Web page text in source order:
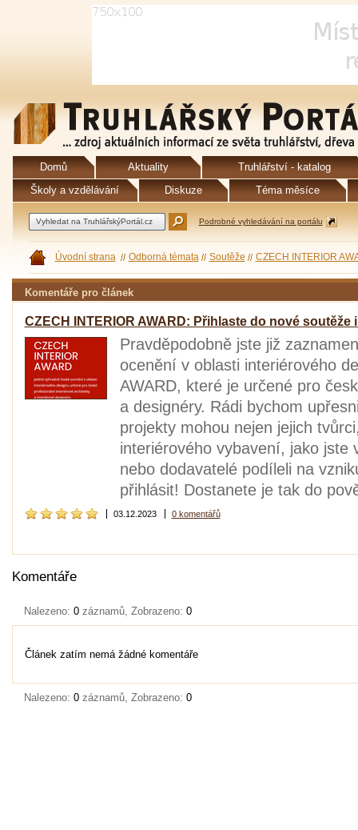
Domů Aktuality
Truhlářství - katalog
Školy a vzdělávání
Diskuze Téma měsíce
Podrobné vyhledávání na portálu
Úvodní strana Odborná témata Soutěže CZECH INTERIOR
Komentáře pro článek
CZECH INTERIOR AWARD: Přihlaste do nové
Pravděpodobně jste již
ocenění v oblasti interiérového
AWARD, které je určené pro
a designéry. Rádi bychom
projekty mohou nejen jejich
interiérového vybavení, jako jste
nebo dodavatelé podíleli na
přihlásit! Dostanete je tak do
03.12.2023 0 komentářů
Komentáře
Nalezeno: 0 záznamů, Zobrazeno: 0
Článek zatím nemá žádné komentáře
Nalezeno: 0 záznamů, Zobrazeno: 0